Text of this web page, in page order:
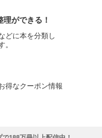
ができる！
どに本を分類し
得なクーポン情報